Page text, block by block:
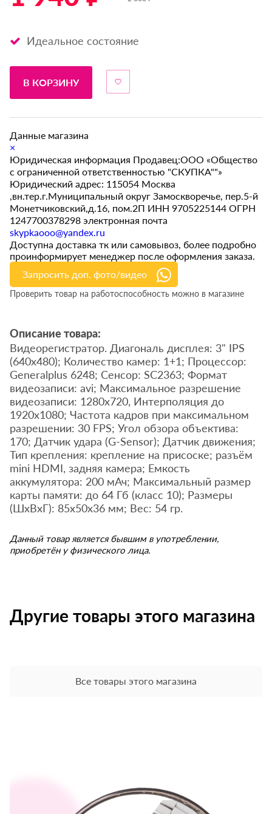
Идеальное состояние
В КОРЗИНУ
Данные магазина
×
Юридическая информация Продавец:ООО «Общество
с ограниченной ответственностью "СКУПКА""»
Юридический адрес: 115054 Москва
,вн.тер.г.Муниципальный округ Замоскворечье, пер.5-й
Монетчиковский,д.16, пом.2П ИНН 9705225144 ОГРН
1247700378298 электронная почта
skypkaooo@yandex.ru
Доступна доставка тк или самовывоз, более подробно
проинформирует менеджер после оформления заказа.
Запросить доп. фото/видео
Проверить товар на работоспособность можно в магазине
Описание товара:
Видеорегистратор. Диагональ дисплея: 3" IPS
(640x480); Количество камер: 1+1; Процессор:
Generalplus 6248; Сенсор: SC2363; Формат
видеозаписи: avi; Максимальное разрешение
видеозаписи: 1280х720, Интерполяция до
1920x1080; Частота кадров при максимальном
разрешении: 30 FPS; Угол обзора объектива:
170; Датчик удара (G-Sensor); Датчик движения;
Тип крепления: крепление на присоске; разъём
mini HDMI, задняя камера; Емкость
аккумулятора: 200 мАч; Максимальный размер
карты памяти: до 64 Гб (класс 10); Размеры
(ШхВхГ): 85х50х36 мм; Вес: 54 гр.
Данный товар является бывшим в употреблении,
приобретён у физического лица.
Другие товары этого магазина
Все товары этого магазина